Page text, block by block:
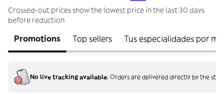
Crossed-out prices show the lowest price in the last 30 days
before reduction
Promotions Top sellers Tus especialidades por
No live tracking available. Orders are delivered directly by the